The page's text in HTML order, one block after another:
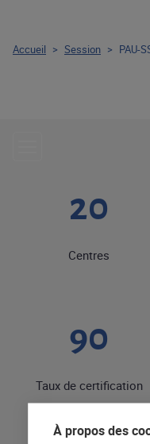
20
Centres
90
Taux de certification
Accueil > Session > PAU-
À propos des